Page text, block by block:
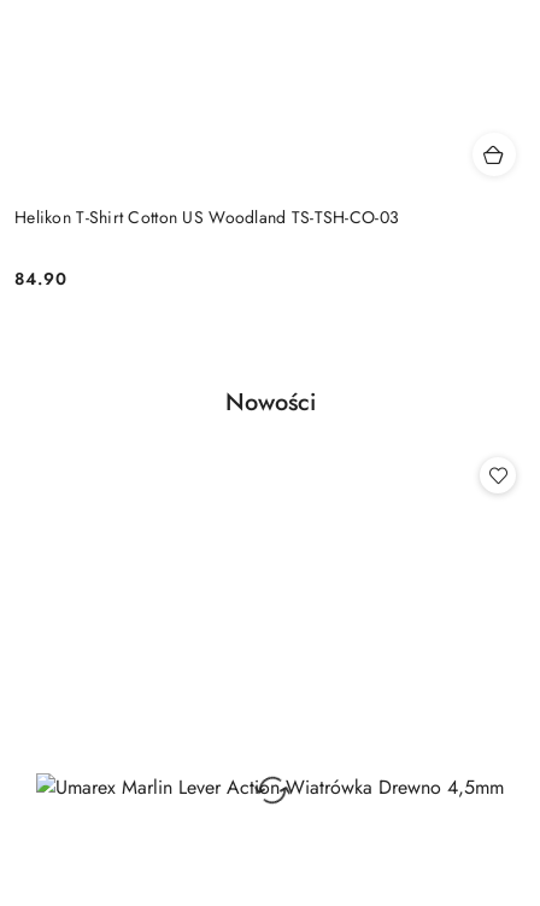
Helikon T-Shirt Cotton US Woodland TS-TSH-CO-03
Cena:
84.90
Pomiń karuzelę produktów
Produkty
Nowości